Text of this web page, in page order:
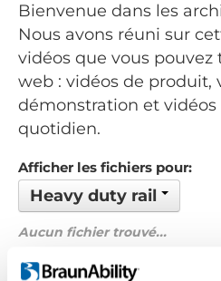
Bienvenue dans les
Nous avons réuni sur
vidéos que vous pouvez
web : vidéos de produit,
démonstration et vidéos
quotidien.
Afficher les fichiers pour:
Heavy duty rail
Aucun fichier trouvé...